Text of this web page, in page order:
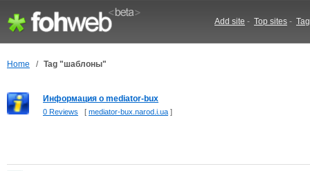
Add site - Top sites -
Home / Tag "шаблоны"
Информация о mediator-bux
0 Reviews [ mediator-bux.narod.i.ua ]